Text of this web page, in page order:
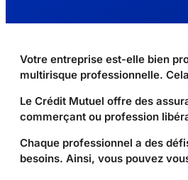
Votre entreprise est-elle bien
multirisque professionnelle.
Le Crédit Mutuel offre des
commerçant ou profession
Chaque professionnel a des
besoins. Ainsi, vous pouvez